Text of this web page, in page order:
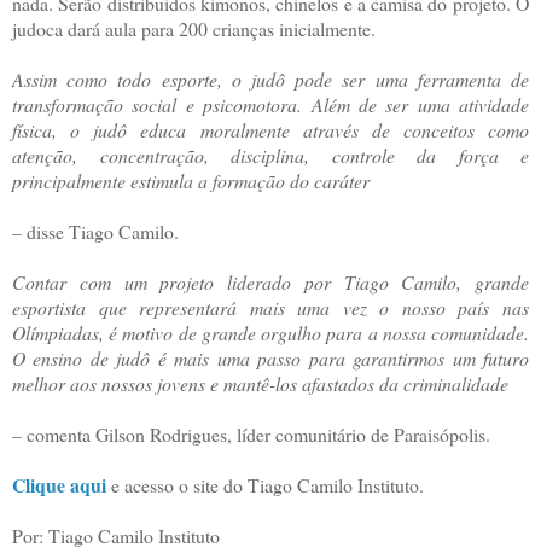
judoca dará aula para 200 crianças inicialmente.
Assim como todo esporte, o judô pode ser uma ferramenta de
transformação social e psicomotora. Além de ser uma atividade
física, o judô educa moralmente através de conceitos como
atenção, concentração, disciplina, controle da força e
principalmente estimula a formação do caráter
– disse Tiago Camilo.
Contar com um projeto liderado por Tiago Camilo, grande
esportista que representará mais uma vez o nosso país nas
Olímpiadas, é motivo de grande orgulho para a nossa comunidade.
O ensino de judô é mais uma passo para garantirmos um futuro
melhor aos nossos jovens e mantê-los afastados da criminalidade
– comenta Gilson Rodrigues, líder comunitário de Paraisópolis.
Clique aquie acesso o site do Tiago Camilo Instituto.
Por: Tiago Camilo Instituto